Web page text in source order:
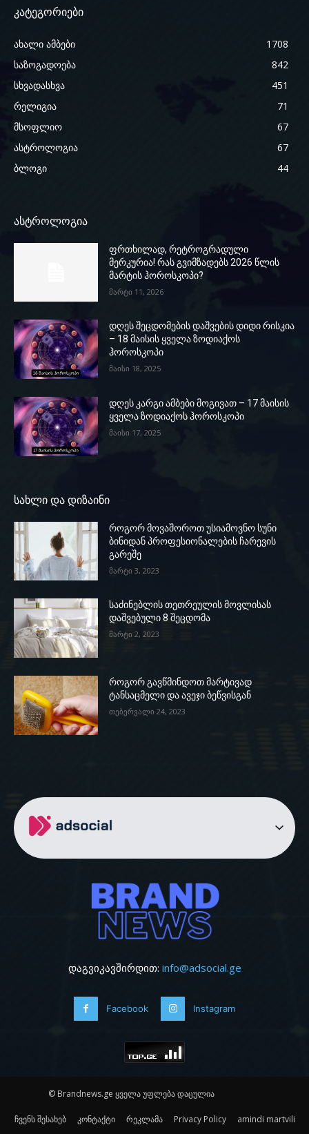
კატეგორიები
ახალი ამბები
1708
საზოგადოება
842
სხვადასხვა
451
რელიგია
71
მსოფლიო
67
ასტროლოგია
67
ბლოგი
44
ასტროლოგია
ფრთხილად, რეტროგრადული
მერკურია! რას გვიმზადებს 2026 წლის
მარტის ჰოროსკოპი?
მარტი 11, 2026
დღეს შეცდომების დაშვების დიდი რისკია
– 18 მაისის ყველა ზოდიაქოს
ჰოროსკოპი
მაისი 18, 2025
დღეს კარგი ამბები მოგივათ – 17 მაისის
ყველა ზოდიაქოს ჰოროსკოპი
მაისი 17, 2025
სახლი და დიზაინი
როგორ მოვაშოროთ უსიამოვნო სუნი
ბინიდან პროფესიონალების ჩარევის
გარეშე
მარტი 3, 2023
საძინებლის თეთრეულის მოვლისას
დაშვებული 8 შეცდომა
მარტი 2, 2023
როგორ გავწმინდოთ მარტივად
ტანსაცმელი და ავეჯი ბეწვისგან
თებერვალი 24, 2023
დაგვიკავშირდით: info@adsocial.ge
Facebook Instagram
© Brandnews.ge ყველა უფლება დაცულია
ჩვენს შესახებ კონტაქტი რეკლამა Privacy Policy amindi martvili